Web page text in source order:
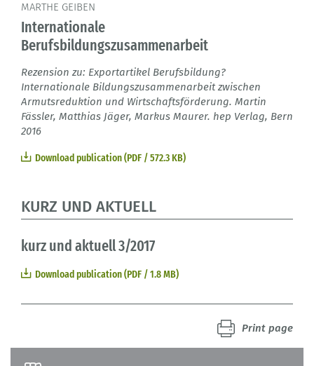
MARTHE GEIBEN
Internationale
Berufsbildungszusammenarbeit
Rezension zu: Exportartikel Berufsbildung?
Internationale Bildungszusammenarbeit zwischen
Armutsreduktion und Wirtschaftsförderung. Martin
Fässler, Matthias Jäger, Markus Maurer. hep Verlag, Bern
2016
Download publication (PDF / 572.3 KB)
KURZ UND AKTUELL
kurz und aktuell 3/2017
Download publication (PDF / 1.8 MB)
Print page